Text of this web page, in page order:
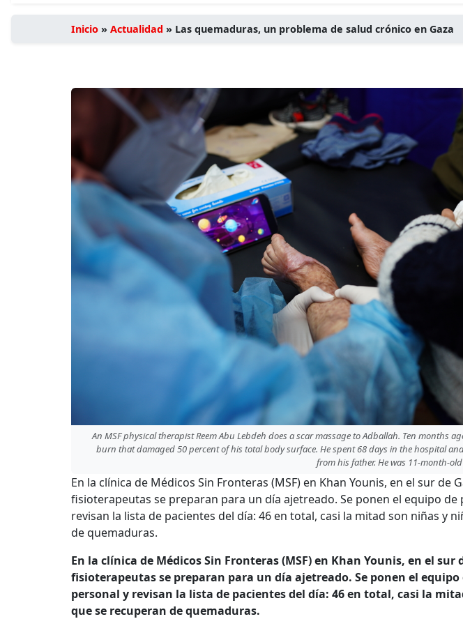
Inicio » Actualidad » Las quemaduras, un problema de salud crónico en Gaza
An MSF physical therapist Reem Abu Lebdeh does a scar massage to Adballah. Ten months
burn that damaged 50 percent of his total body surface. He spent 68 days in the hospital
from his father. He was 11-month-
En la clínica de Médicos Sin Fronteras (MSF) en Khan Younis, en el sur de
fisioterapeutas se preparan para un día ajetreado. Se ponen el equipo
revisan la lista de pacientes del día: 46 en total, casi la mitad son niñas y
de quemaduras.
En la clínica de Médicos Sin Fronteras (MSF) en Khan Younis, en el sur
fisioterapeutas se preparan para un día ajetreado. Se ponen el equipo
personal y revisan la lista de pacientes del día: 46 en total, casi la
que se recuperan de quemaduras.